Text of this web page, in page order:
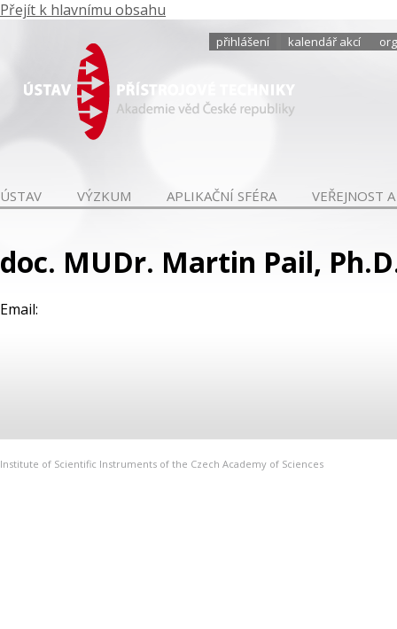
Přejít k hlavnímu obsahu
přihlášení kalendář akcí
ÚSTAV VÝZKUM APLIKAČNÍ SFÉRA VEŘEJNOST
doc. MUDr. Martin Pail,
Email:
Institute of Scientific Instruments of the Czech Academy of Sciences